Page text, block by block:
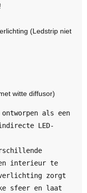
(Ledstrip niet
witte diffusor)
als een
LED-
interieur te
zorgt
sfeer en laat